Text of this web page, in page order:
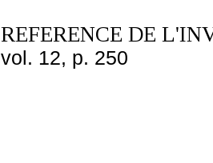
REFERENCE DE
vol. 12, p. 250